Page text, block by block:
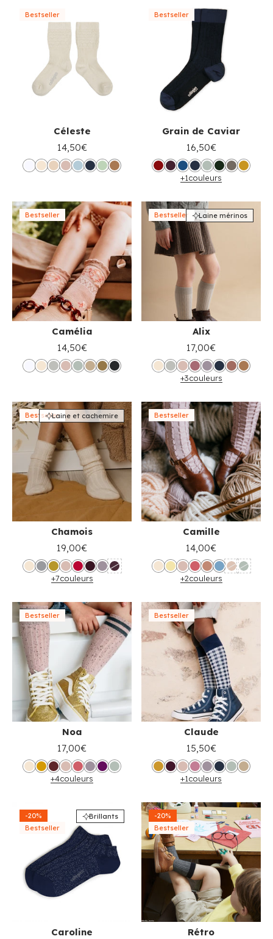
Bestseller
Céleste
14,50€
Bestseller
Grain de Caviar
16,50€
+1couleurs
Bestseller
Camélia
14,50€
Bestseller Laine mérinos
Alix
17,00€
+3couleurs
BestsellerLaine et cachemire
Chamois
19,00€
+7couleurs
Bestseller
Camille
14,00€
+2couleurs
Bestseller
Noa
17,00€
+4couleurs
Bestseller
Claude
15,50€
+1couleurs
-20%
Bestseller
Brillants
Caroline
-20%
Bestseller
Rétro